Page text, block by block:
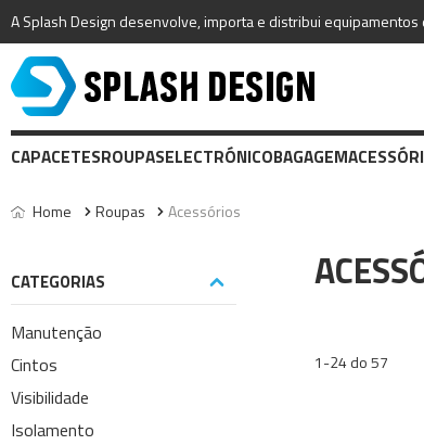
A Splash Design desenvolve, importa e distribui
CAPACETESROUPASELECTRÓNICOBAGAGEM
Home Roupas Acessórios
CATEGORIAS
Manutenção
Cintos
Visibilidade
Isolamento
1-24 do 57